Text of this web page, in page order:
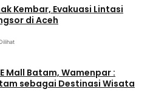
Kembar, Evakuasi Lintasi
di Aceh
Mall Batam, Wamenpar :
sebagai Destinasi Wisata